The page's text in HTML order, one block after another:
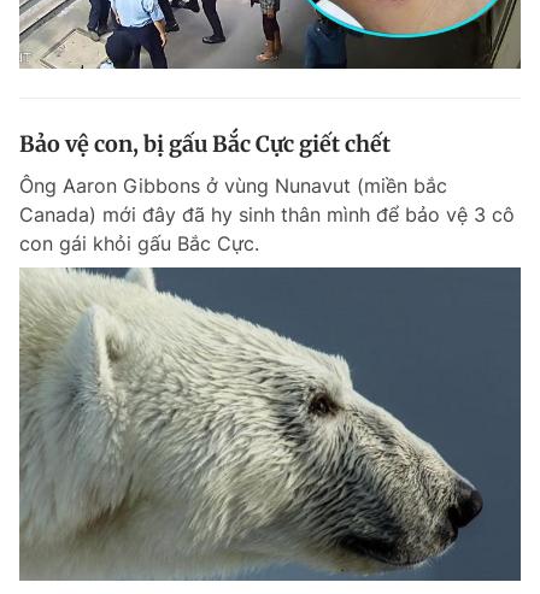
Bảo vệ con, bị gấu Bắc Cực giết chết
Ông Aaron Gibbons ở vùng Nunavut (miền bắc
Canada) mới đây đã hy sinh thân mình để bảo vệ 3 cô
con gái khỏi gấu Bắc Cực.